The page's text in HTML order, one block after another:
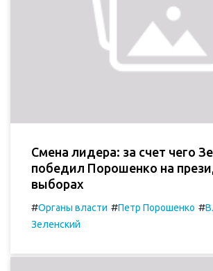
Смена лидера: за счет чего
победил Порошенко на
выборах
#Органы власти #Петр Порошенко #
Зеленский